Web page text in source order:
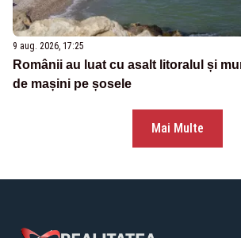
9 aug. 2026, 17:25
Românii au luat cu asalt litoralul și
de mașini pe șosele
Mai Multe